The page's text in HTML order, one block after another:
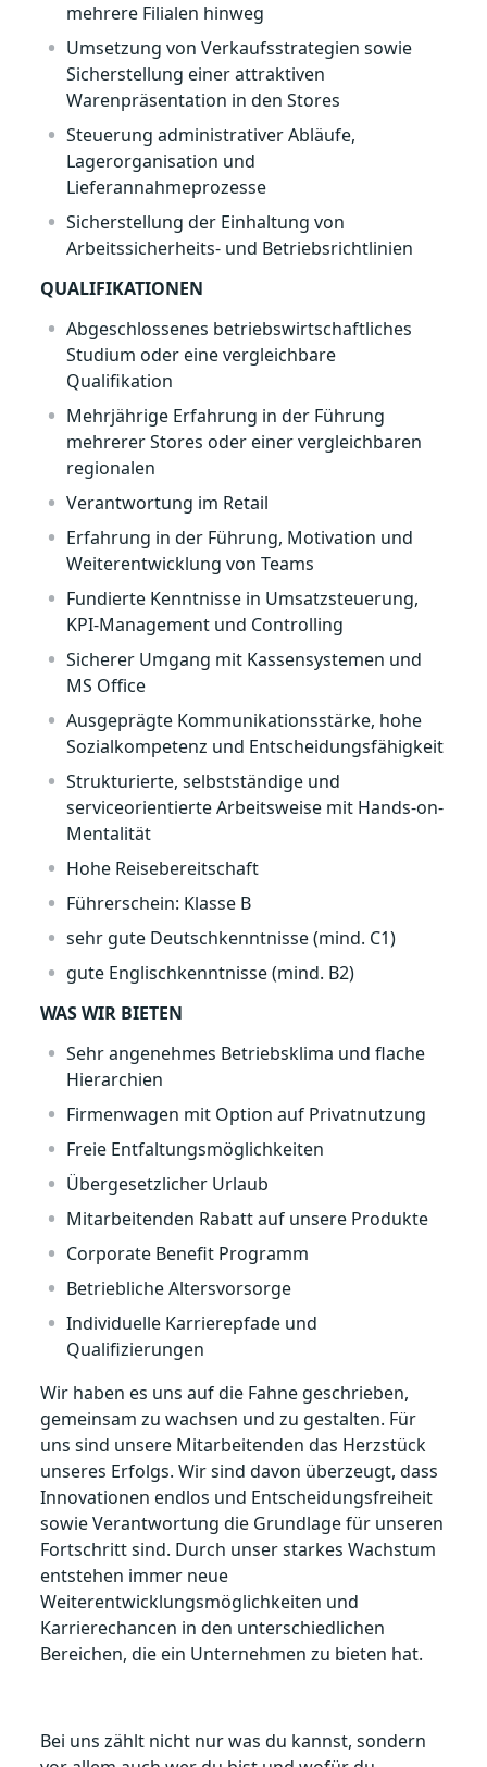
mehrere Filialen hinweg
Umsetzung von Verkaufsstrategien sowie
Sicherstellung einer attraktiven
Warenpräsentation in den Stores
Steuerung administrativer Abläufe,
Lagerorganisation und
Lieferannahmeprozesse
Sicherstellung der Einhaltung von
Arbeitssicherheits- und Betriebsrichtlinien
QUALIFIKATIONEN
Abgeschlossenes betriebswirtschaftliches
Studium oder eine vergleichbare
Qualifikation
Mehrjährige Erfahrung in der Führung
mehrerer Stores oder einer vergleichbaren
regionalen
Verantwortung im Retail
Erfahrung in der Führung, Motivation und
Weiterentwicklung von Teams
Fundierte Kenntnisse in Umsatzsteuerung,
KPI-Management und Controlling
Sicherer Umgang mit Kassensystemen und
MS Office
Ausgeprägte Kommunikationsstärke, hohe
Sozialkompetenz und Entscheidungsfähigkeit
Strukturierte, selbstständige und
serviceorientierte Arbeitsweise mit Hands-on-
Mentalität
Hohe Reisebereitschaft
Führerschein: Klasse B
sehr gute Deutschkenntnisse (mind. C1)
gute Englischkenntnisse (mind. B2)
WAS WIR BIETEN
Sehr angenehmes Betriebsklima und flache
Hierarchien
Firmenwagen mit Option auf Privatnutzung
Freie Entfaltungsmöglichkeiten
Übergesetzlicher Urlaub
Mitarbeitenden Rabatt auf unsere Produkte
Corporate Benefit Programm
Betriebliche Altersvorsorge
Individuelle Karrierepfade und
Qualifizierungen
Wir haben es uns auf die Fahne geschrieben,
gemeinsam zu wachsen und zu gestalten. Für
uns sind unsere Mitarbeitenden das Herzstück
unseres Erfolgs. Wir sind davon überzeugt, dass
Innovationen endlos und Entscheidungsfreiheit
sowie Verantwortung die Grundlage für unseren
Fortschritt sind. Durch unser starkes Wachstum
entstehen immer neue
Weiterentwicklungsmöglichkeiten und
Karrierechancen in den unterschiedlichen
Bereichen, die ein Unternehmen zu bieten hat.
Bei uns zählt nicht nur was du kannst, sondern